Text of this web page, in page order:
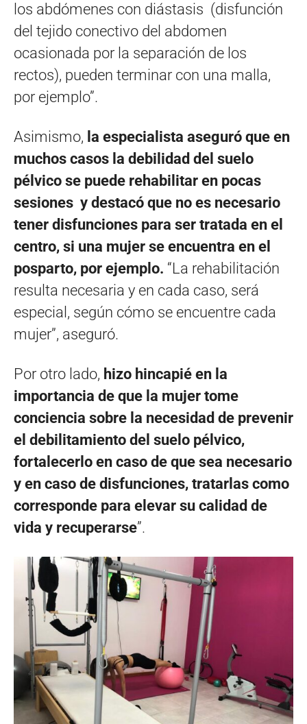
los abdómenes con diástasis (disfunción
del tejido conectivo del abdomen
ocasionada por la separación de los
rectos), pueden terminar con una malla,
por ejemplo”.
Asimismo, la especialista aseguró que en
muchos casos la debilidad del suelo
pélvico se puede rehabilitar en pocas
sesiones y destacó que no es necesario
tener disfunciones para ser tratada en el
centro, si una mujer se encuentra en el
posparto, por ejemplo. “La rehabilitación
resulta necesaria y en cada caso, será
especial, según cómo se encuentre cada
mujer”, aseguró.
Por otro lado, hizo hincapié en la
importancia de que la mujer tome
conciencia sobre la necesidad de prevenir
el debilitamiento del suelo pélvico,
fortalecerlo en caso de que sea necesario
y en caso de disfunciones, tratarlas como
corresponde para elevar su calidad de
vida y recuperarse”.